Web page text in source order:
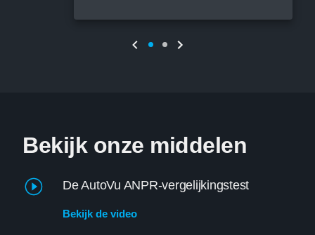
Bekijk onze middelen
De AutoVu ANPR-vergelijkingstest
Bekijk de video